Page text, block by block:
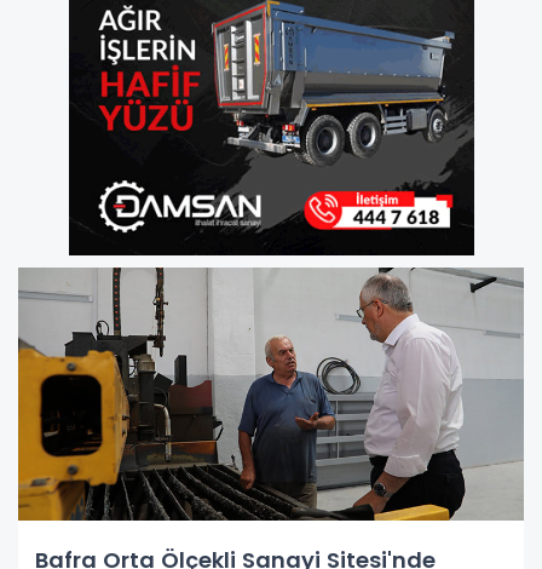
Bafra Orta Ölçekli Sanayi Sitesi'nde